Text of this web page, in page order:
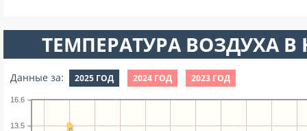
ТЕМПЕРАТУРА ВОЗДУХА В
Данные за: 2025 ГОД 2024 ГОД 2023 ГОД
13.5
16.6